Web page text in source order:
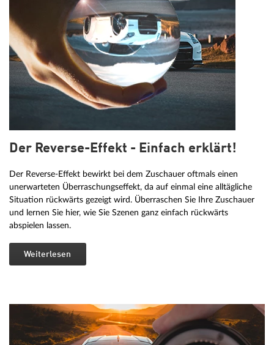
Der Reverse-Effekt - Einfach erklärt!
Der Reverse-Effekt bewirkt bei dem Zuschauer oftmals einen
unerwarteten Überraschungseffekt, da auf einmal eine alltägliche
Situation rückwärts gezeigt wird. Überraschen Sie Ihre Zuschauer
und lernen Sie hier, wie Sie Szenen ganz einfach rückwärts
abspielen lassen.
Weiterlesen